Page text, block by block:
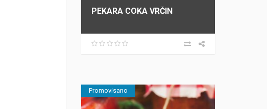
PEKARA COKA VRČIN
Promovisano